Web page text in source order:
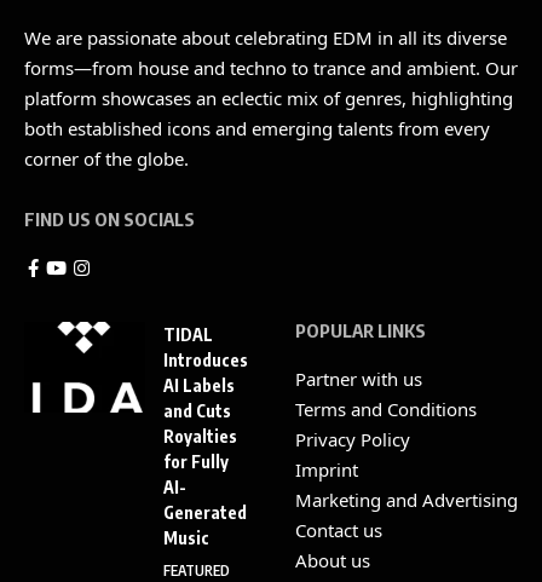
We are passionate about celebrating EDM in all its diverse
forms—from house and techno to trance and ambient. Our
platform showcases an eclectic mix of genres, highlighting
both established icons and emerging talents from every
corner of the globe.
FIND US ON SOCIALS
TIDAL
Introduces
AI Labels
and Cuts
Royalties
for Fully
AI-
Generated
Music
FEATURED
POPULAR LINKS
Partner with us
Terms and Conditions
Privacy Policy
Imprint
Marketing and Advertising
Contact us
About us